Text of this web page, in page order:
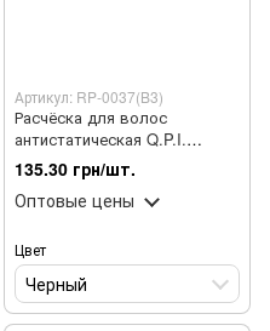
Артикул: RP-0037(B3)
Расчёска для волос
антистатическая Q.P.I.
Professional массажная
пластиковая 24 см RP-
0037(B3)
135.30 грн/шт.
Оптовые цены
Цвет
Черный